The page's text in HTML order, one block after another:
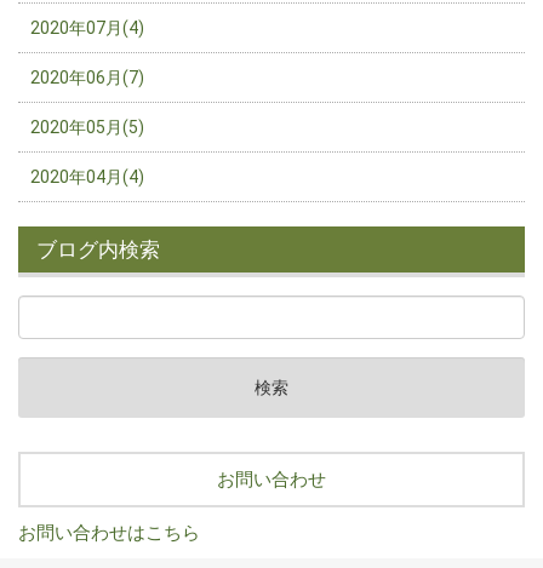
2020年07月(4)
2020年06月(7)
2020年05月(5)
2020年04月(4)
ブログ内検索
お問い合わせ
お問い合わせはこちら